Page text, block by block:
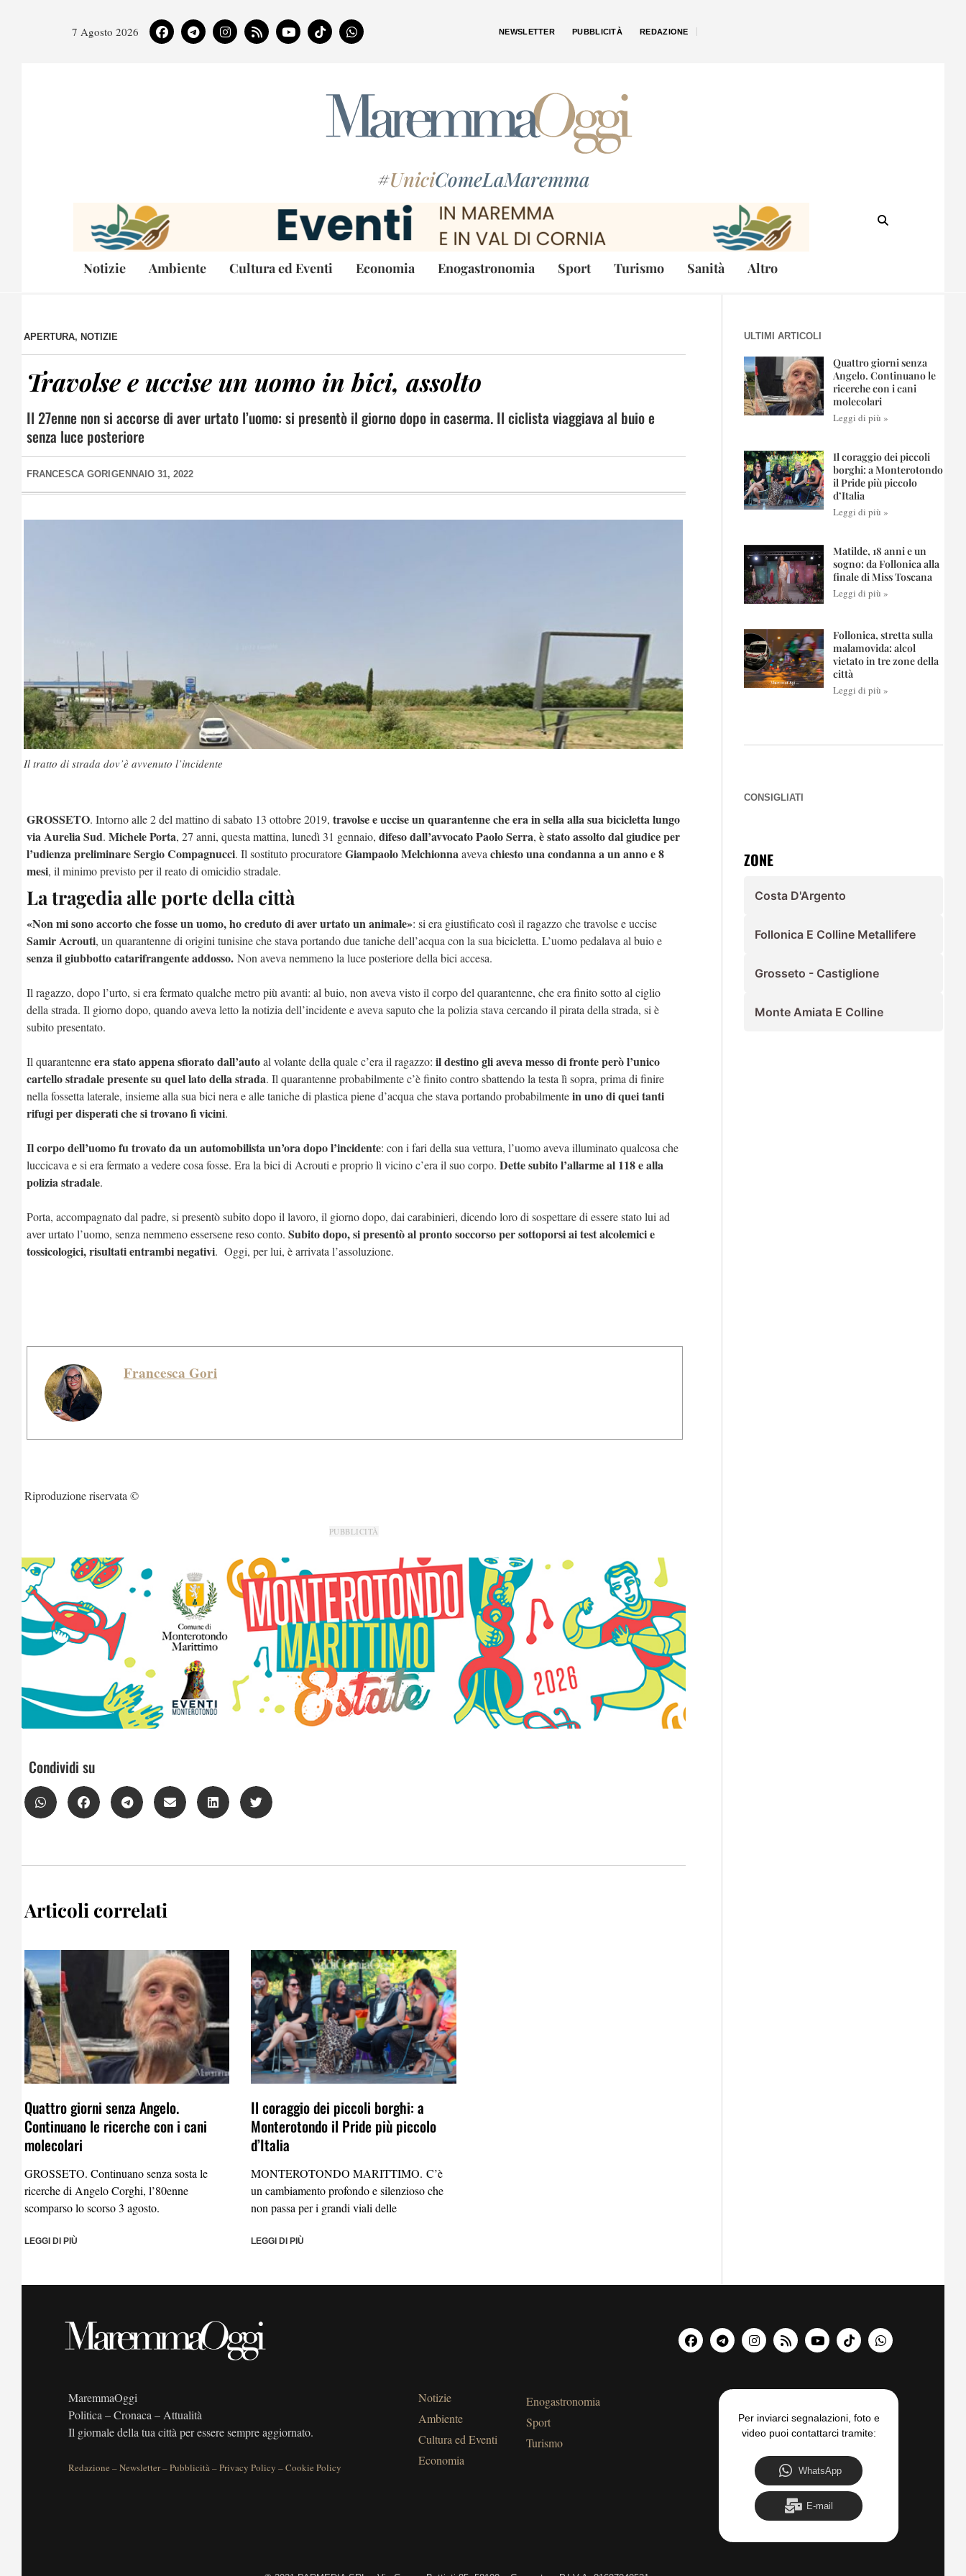
7 Agosto 2026 NEWSLETTER PUBBLICITÀ REDAZIONE
#UniciComeLaMaremma
Notizie Ambiente Cultura ed Eventi Economia Enogastronomia Sport Turismo Sanità Altro
APERTURA, NOTIZIE
Travolse e uccise un uomo in bici, assolto
Il 27enne non si accorse di aver urtato l’uomo: si presentò il giorno dopo in caserma. Il ciclista viaggiava al buio e
senza luce posteriore
FRANCESCA GORI GENNAIO 31, 2022
Il tratto di strada dov’è avvenuto l’incidente
GROSSETO. Intorno alle 2 del mattino di sabato 13 ottobre 2019, travolse e uccise un quarantenne che era in sella alla sua biciclettalungo
via Aurelia Sud. Michele Porta, 27 anni, questa mattina, lunedì 31 gennaio, difeso dall’avvocato Paolo Serra, è stato assolto dal giudice per
l’udienza preliminare Sergio Compagnucci. Il sostituto procuratoreGiampaolo Melchionnaaveva chiesto una condanna a un anno e 8
mesi, il minimo previsto per il reato di omicidio stradale.
La tragedia alle porte della città
«Non mi sono accorto che fosse un uomo, ho creduto di aver urtato un animale»: si era giustificato così il ragazzo che travolse e uccise
Samir Acrouti, un quarantenne di origini tunisine che stava portando due taniche dell’acqua con la sua bicicletta. L’uomo pedalava al buio e
senza il giubbotto catarifrangente addosso. Non aveva nemmeno la luce posteriore della bici accesa.
Il ragazzo, dopo l’urto, si era fermato qualche metro più avanti: al buio, non aveva visto il corpo del quarantenne, che era finito sotto al ciglio
della strada. Il giorno dopo, quando aveva letto la notizia dell’incidente e aveva saputo che la polizia stava cercando il pirata della strada, si è
subito presentato.
Il quarantenneera stato appena sfiorato dall’autoal volante della quale c’era il ragazzo: il destino gli aveva messo di fronte però l’unico
cartello stradale presente su quel lato della strada. Il quarantenne probabilmente c’è finito contro sbattendo la testa lì sopra, prima di finire
nella fossetta laterale, insieme alla sua bici nera e alle taniche di plastica piene d’acqua che stava portando probabilmentein uno di quei tanti
rifugi per disperati che si trovano lì vicini.
Il corpo dell’uomo fu trovato da un automobilista un’ora dopo l’incidente: con i fari della sua vettura, l’uomo aveva illuminato qualcosa che
luccicava e si era fermato a vedere cosa fosse. Era la bici di Acrouti e proprio lì vicino c’era il suo corpo. Dette subito l’allarme al 118 e alla
polizia stradale.
Porta, accompagnato dal padre, si presentò subito dopo il lavoro, il giorno dopo, dai carabinieri, dicendo loro di sospettare di essere stato lui ad
aver urtato l’uomo, senza nemmeno essersene reso conto. Subito dopo, si presentò al pronto soccorso per sottoporsi ai test alcolemici e
tossicologici, risultati entrambi negativi. Oggi, per lui, è arrivata l’assoluzione.
Francesca Gori
Riproduzione riservata ©
PUBBLICITÀ
Condividi su
Articoli correlati
Quattro giorni senza Angelo.
Continuano le ricerche con i cani
molecolari
GROSSETO. Continuano senza sosta le
ricerche di Angelo Corghi, l’80enne
scomparso lo scorso 3 agosto.
LEGGI DI PIÙ
Il coraggio dei piccoli borghi: a
Monterotondo il Pride più piccolo
d’Italia
MONTEROTONDO MARITTIMO. C’è
un cambiamento profondo e silenzioso che
non passa per i grandi viali delle
LEGGI DI PIÙ
ULTIMI ARTICOLI
Quattro giorni senza
Angelo. Continuano le
ricerche con i cani
molecolari
Leggi di più »
Il coraggio dei piccoli
borghi: a Monterotondo
il Pride più piccolo
d’Italia
Leggi di più »
Matilde, 18 anni e un
sogno: da Follonica alla
finale di Miss Toscana
Leggi di più »
Follonica, stretta sulla
malamovida: alcol
vietato in tre zone della
città
Leggi di più »
CONSIGLIATI
ZONE
Costa D'Argento
Follonica E Colline Metallifere
Grosseto - Castiglione
Monte Amiata E Colline
MaremmaOggi
Politica – Cronaca – Attualità
Il giornale della tua città per essere sempre aggiornato.
Redazione –Newsletter–Pubblicità–Privacy Policy –Cookie Policy
Notizie
Ambiente
Cultura ed Eventi
Economia
Enogastronomia
Sport
Turismo
Per inviarci segnalazioni, foto e
video puoi contattarci tramite:
WhatsApp
E-mail